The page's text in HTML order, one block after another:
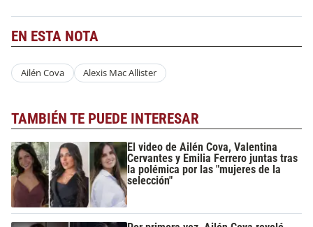
EN ESTA NOTA
Ailén Cova Alexis Mac Allister
TAMBIÉN TE PUEDE INTERESAR
El video de Ailén Cova, Valentina
Cervantes y Emilia Ferrero juntas tras
la polémica por las "mujeres de la
selección"